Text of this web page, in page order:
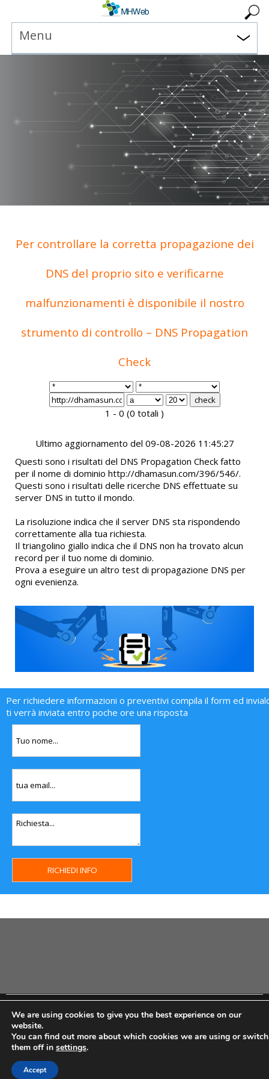
Menu
Per controllare la corretta propagazione dei
DNS del proprio sito e verificarne
malfunzionamenti è disponibile il nostro
strumento di controllo – DNS Propagation
Check
1 - 0 (0 totali )
Ultimo aggiornamento del 09-08-2026 11:45:27
Questi sono i risultati del DNS Propagation Check fatto
per il nome di dominio http://dhamasun.com/396/546/.
Questi sono i risultati delle ricerche DNS effettuate su
server DNS in tutto il mondo.
La risoluzione indica che il server DNS sta rispondendo
correttamente alla tua richiesta.
Il triangolino giallo indica che il DNS non ha trovato alcun
record per il tuo nome di dominio.
Prova a eseguire un altro test di propagazione DNS per
ogni evenienza.
Per richiedere informazioni o preventivi compila il form ed
ti verrà inviata entro poche ore una risposta
Copyright MHWeb © 2018 - Privacy & GDPR - Cookie Policy -
We are using cookies to give you the best experience on our
website.
You can find out more about which cookies we are using or switch
them off in settings.
Accept